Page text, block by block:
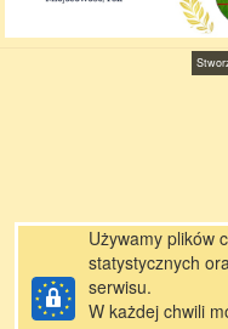
Używamy plików
statystycznych
serwisu.
W każdej chwili